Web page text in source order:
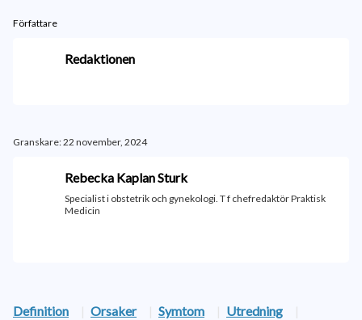
Författare
Redaktionen
Granskare: 22 november, 2024
Rebecka Kaplan Sturk
Specialist i obstetrik och gynekologi. T f chefredaktör Praktisk
Medicin
Definition | Orsaker | Symtom | Utredning
|